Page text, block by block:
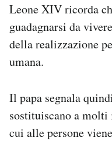
Leone XIV ricorda
guadagnarsi da
della realizzazione
umana.
Il papa segnala
sostituiscano a
cui alle persone